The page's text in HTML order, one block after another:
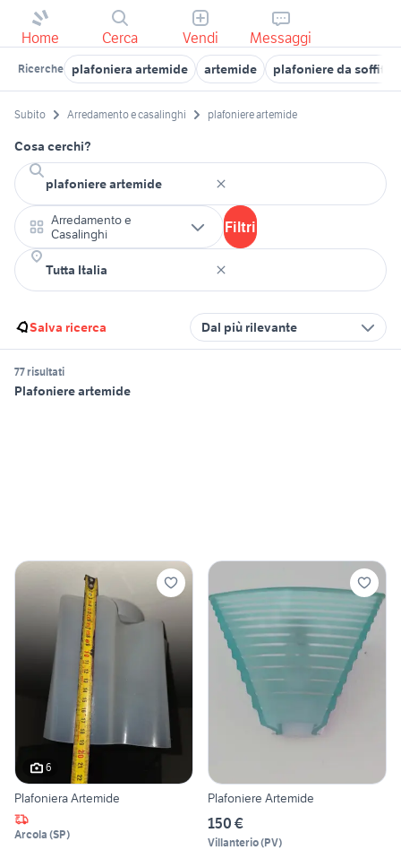
Home Cerca Vendi Messaggi
Ricerche plafoniera artemide artemide plafoniere da soffitto
Subito Arredamento e casalinghi plafoniere artemide
Cosa cerchi?
Arredamento e
Casalinghi
Filtri
Salva ricerca Dal più rilevante
77 risultati
Plafoniere artemide
6
Plafoniera Artemide
Arcola (SP)
Plafoniere Artemide
150 €
Villanterio(PV)